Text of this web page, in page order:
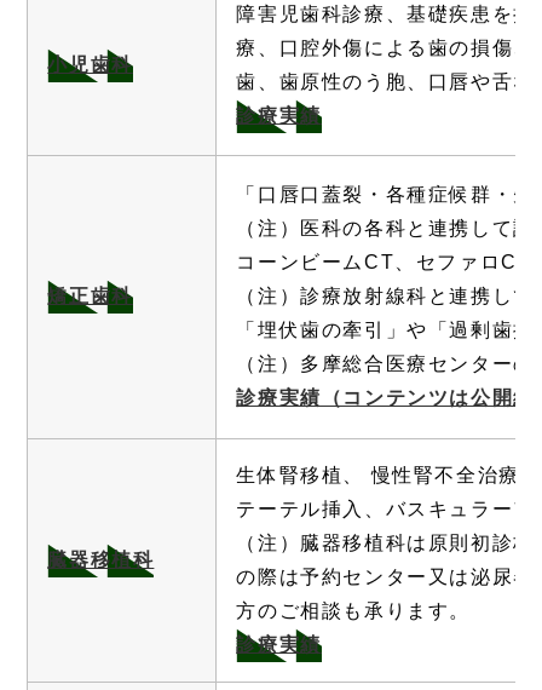
小児歯科
障害児歯科診療、基礎疾患を
療、口腔外傷による歯の損傷
歯、歯原性のう胞、口唇や舌な
診療実績
矯正歯科
「口唇口蓋裂・各種症候群・
（注）医科の各科と連携して診
コーンビームCT、セファロCT
（注）診療放射線科と連携し
「埋伏歯の牽引」や「過剰歯
（注）多摩総合医療センター
診療実績（コンテンツは公開終
臓器移植科
生体腎移植、 慢性腎不全治療
テーテル挿入、バスキュラーア
（注）臓器移植科は原則初診
の際は予約センター又は泌尿
方のご相談も承ります。
診療実績